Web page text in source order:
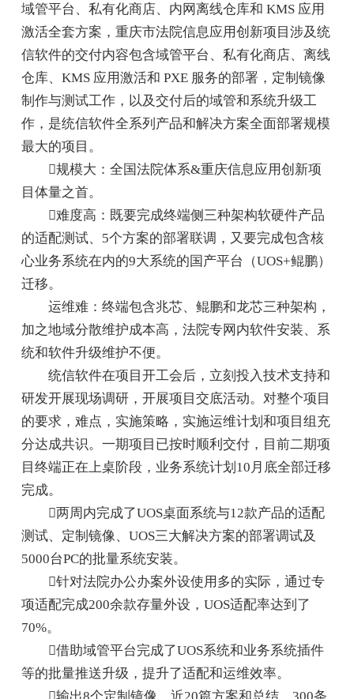
域管平台、私有化商店、内网离线仓库和 KMS 应用
激活全套方案，重庆市法院信息应用创新项目涉及统
信软件的交付内容包含域管平台、私有化商店、离线
仓库、KMS 应用激活和 PXE 服务的部署，定制镜像
制作与测试工作，以及交付后的域管和系统升级工
作，是统信软件全系列产品和解决方案全面部署规模
最大的项目。
规模大：全国法院体系&重庆信息应用创新项
目体量之首。
难度高：既要完成终端侧三种架构软硬件产品
的适配测试、5个方案的部署联调，又要完成包含核
心业务系统在内的9大系统的国产平台（UOS+鲲鹏）
迁移。
运维难：终端包含兆芯、鲲鹏和龙芯三种架构，
加之地域分散维护成本高，法院专网内软件安装、系
统和软件升级维护不便。
统信软件在项目开工会后，立刻投入技术支持和
研发开展现场调研，开展项目交底活动。对整个项目
的要求，难点，实施策略，实施运维计划和项目组充
分达成共识。一期项目已按时顺利交付，目前二期项
目终端正在上桌阶段，业务系统计划10月底全部迁移
完成。
两周内完成了UOS桌面系统与12款产品的适配
测试、定制镜像、UOS三大解决方案的部署调试及
5000台PC的批量系统安装。
针对法院办公办案外设使用多的实际，通过专
项适配完成200余款存量外设，UOS适配率达到了
70%。
借助域管平台完成了UOS系统和业务系统插件
等的批量推送升级，提升了适配和运维效率。
输出8个定制镜像，近20篇方案和总结，300条